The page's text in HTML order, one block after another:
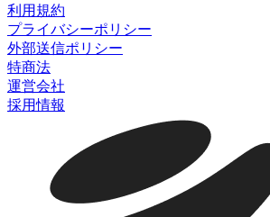
利用規約
プライバシーポリシー
外部送信ポリシー
特商法
運営会社
採用情報